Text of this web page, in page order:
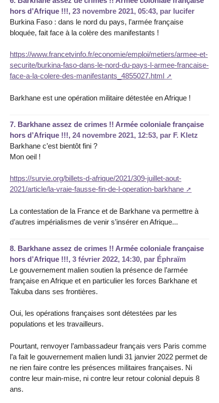
hors d’Afrique !!!, 23 novembre 2021, 05:43, par lucifer
Burkina Faso : dans le nord du pays, l’armée française
bloquée, fait face à la colère des manifestants !
https://www.francetvinfo.fr/economie/emploi/metiers/armee-et-
securite/burkina-faso-dans-le-nord-du-pays-l-armee-francaise-
face-a-la-colere-des-manifestants_4855027.html
Barkhane est une opération militaire détestée en Afrique !
7. Barkhane assez de crimes !! Armée coloniale française
hors d’Afrique !!!, 24 novembre 2021, 12:53, par F. Kletz
Barkhane c’est bientôt fini ?
Mon oeil !
https://survie.org/billets-d-afrique/2021/309-juillet-aout-
2021/article/la-vraie-fausse-fin-de-l-operation-barkhane
La contestation de la France et de Barkhane va permettre à
d’autres impérialismes de venir s’insérer en Afrique...
8. Barkhane assez de crimes !! Armée coloniale française
hors d’Afrique !!!, 3 février 2022, 14:30, par Éphraïm
Le gouvernement malien soutien la présence de l’armée
française en Afrique et en particulier les forces Barkhane et
Takuba dans ses frontières.
Oui, les opérations françaises sont détestées par les
populations et les travailleurs.
Pourtant, renvoyer l’ambassadeur français vers Paris comme
l’a fait le gouvernement malien lundi 31 janvier 2022 permet de
ne rien faire contre les présences militaires françaises. Ni
contre leur main-mise, ni contre leur retour colonial depuis 8
ans.